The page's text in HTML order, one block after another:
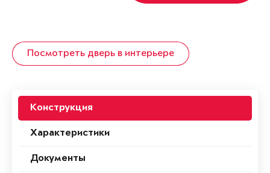
Посмотреть дверь в интерьере
Конструкция
Характеристики
Документы